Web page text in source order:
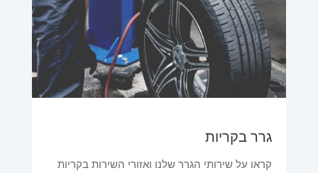
גרר בקריות
קראו על שירותי הגרר שלנו ואזורי השירות בקריות